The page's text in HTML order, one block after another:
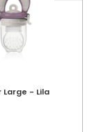
Large - Lila